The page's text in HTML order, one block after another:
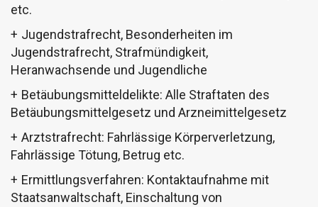
etc.
Jugendstrafrecht, Besonderheiten im
Jugendstrafrecht, Strafmündigkeit,
Heranwachsende und Jugendliche
Betäubungsmitteldelikte: Alle Straftaten des
Betäubungsmittelgesetz und Arzneimittelgesetz
Arztstrafrecht: Fahrlässige Körperverletzung,
Fahrlässige Tötung, Betrug etc.
Ermittlungsverfahren: Kontaktaufnahme mit
Staatsanwaltschaft, Einschaltung von